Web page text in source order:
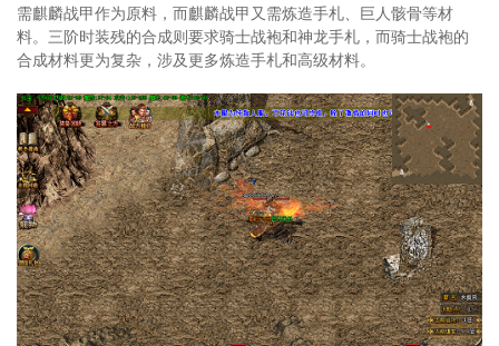
需麒麟战甲作为原料，而麒麟战甲又需炼造手札、巨人骸骨等材
料。三阶时装残的合成则要求骑士战袍和神龙手札，而骑士战袍的
合成材料更为复杂，涉及更多炼造手札和高级材料。